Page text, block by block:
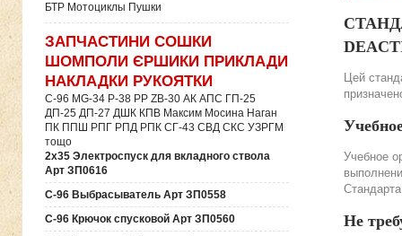
БТР Мотоциклы Пушки
ЗАПЧАСТИНИ СОШКИ
ШОМПОЛИ ЄРШИКИ ПРИКЛАДИ
НАКЛАДКИ РУКОЯТКИ
C-96 MG-34 P-38 PP ZB-30 АК АПС ГП-25
ДП-25 ДП-27 ДШК КПВ Максим Мосина Наган
ПК ППШ РПГ РПД РПК СГ-43 СВД CКС УЗРГМ
тощо
2х35 Электроспуск для вкладного ствола
Арт ЗП0616
C-96 Выбрасыватель Арт ЗП0558
C-96 Крючок спусковой Арт ЗП0560
Цей
Учебное
Не